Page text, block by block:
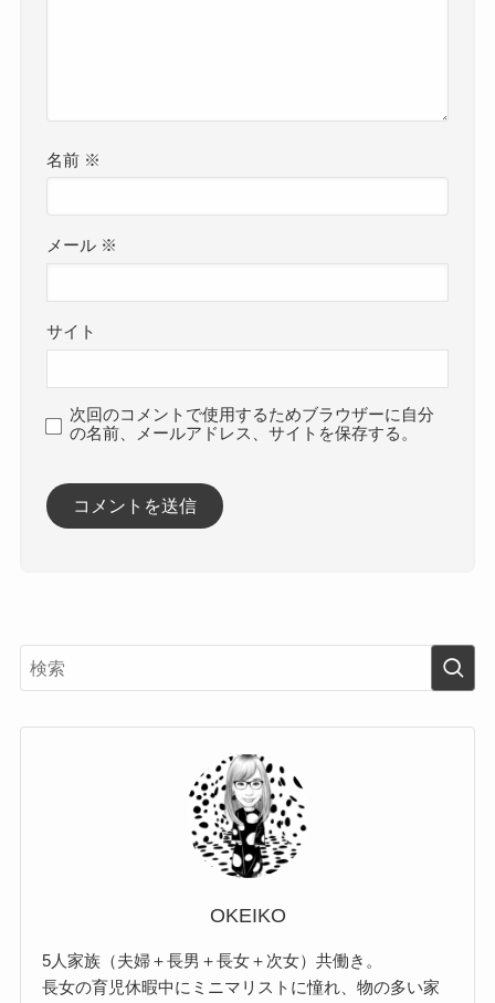
名前 ※
メール ※
サイト
次回のコメントで使用するためブラウザーに自分
の名前、メールアドレス、サイトを保存する。
OKEIKO
5人家族（夫婦＋長男＋長女＋次女）共働き。
長女の育児休暇中にミニマリストに憧れ、物の多い家